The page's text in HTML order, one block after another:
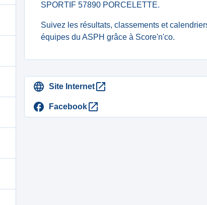
SPORTIF 57890 PORCELETTE.
Suivez les résultats, classements et
équipes du ASPH grâce à Score'n'co.
Site Internet
Facebook